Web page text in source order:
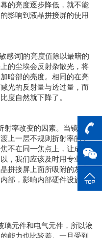
的亮度逐步降低，就不能
影响到液晶拼接屏的使用
感词]的亮度值除以最暗的
的尘埃会反射杂散光，将
暗部的亮度。相同的在亮
光的反射量与透过量，而
度自然就下降了。
射率改变的因素。当镜片或
上一层不规则折射率的不
不在同一焦点上，让成像
，我们应该及时用专业的
拼接屏上面所吸附的灰尘
部，影响内部硬件设施。
璃元件和电气元件，所以液
能力也比较差。一旦受到